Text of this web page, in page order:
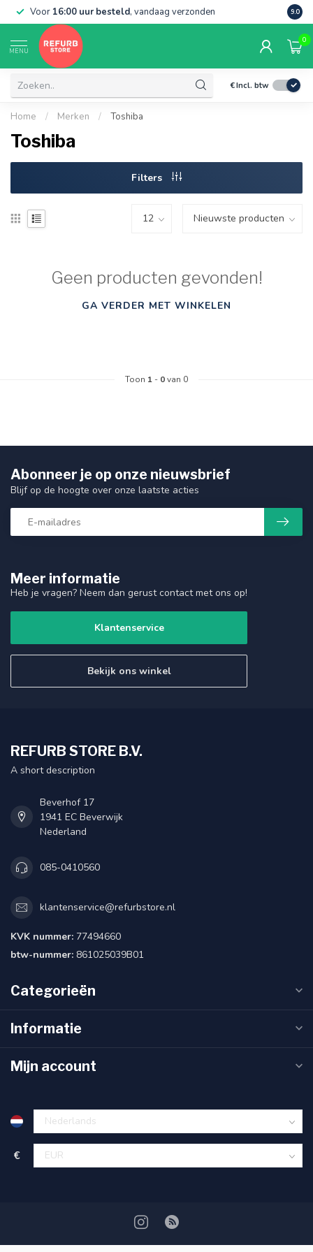
Voor 16:00 uur besteld, vandaag verzonden 9.0
MENU
0
€Incl. btw
Home / Merken / Toshiba
Toshiba
Filters
Geen producten gevonden!
GA VERDER MET WINKELEN
Toon 1 - 0van 0
Meer informatie
Heb je vragen? Neem dan gerust contact met ons op!
Klantenservice
Bekijk ons winkel
Abonneer je op onze nieuwsbrief
Blijf op de hoogte over onze laatste acties
REFURB STORE B.V.
A short description
Beverhof 17
1941 EC Beverwijk
Nederland
085-0410560
klantenservice@refurbstore.nl
KVK nummer: 77494660
btw-nummer: 861025039B01
Categorieën
Informatie
Mijn account
€